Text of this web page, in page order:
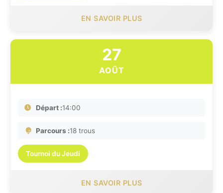
EN SAVOIR PLUS
27
AOÛT
Départ :14:00
Parcours :18 trous
Tournoi du Jeudi
EN SAVOIR PLUS